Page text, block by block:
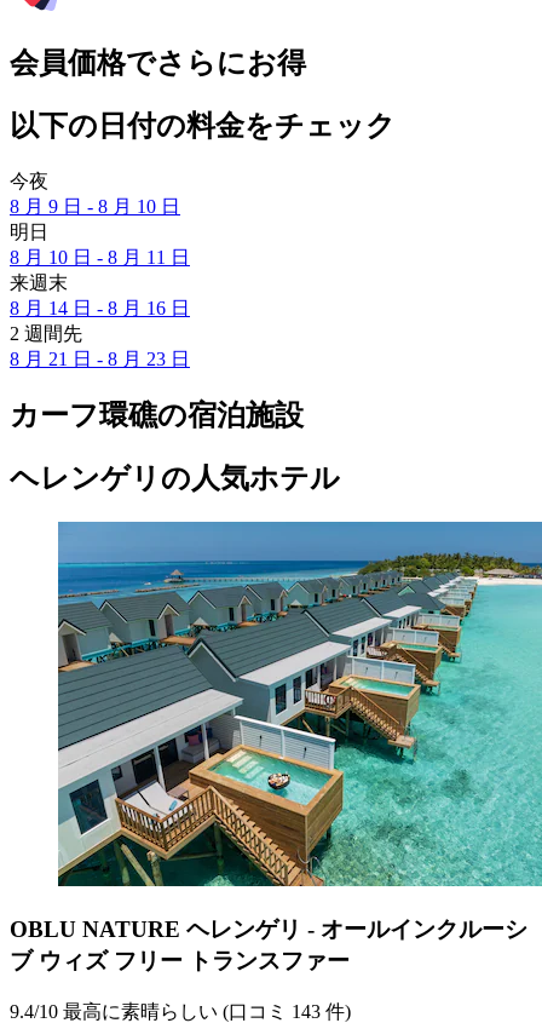
会員価格でさらにお得
以下の日付の料金をチェック
今夜
8 月 9 日 - 8 月 10 日
明日
8 月 10 日 - 8 月 11 日
来週末
8 月 14 日 - 8 月 16 日
2 週間先
8 月 21 日 - 8 月 23 日
カーフ環礁の宿泊施設
ヘレンゲリの人気ホテル
OBLU NATURE ヘレンゲリ - オールインクルーシ
ブ ウィズ フリー トランスファー
9.4/10 最高に素晴らしい (口コミ 143 件)